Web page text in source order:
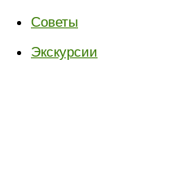
Советы
Экскурсии